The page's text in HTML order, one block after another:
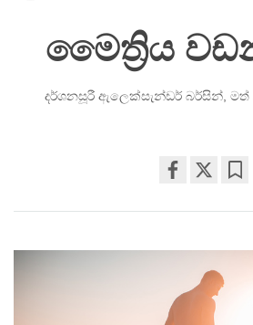
මෛත්‍රිය
දර්ශනසූරී ඇලෙක්සැන්ඩර් බර්සින්, මත්
on